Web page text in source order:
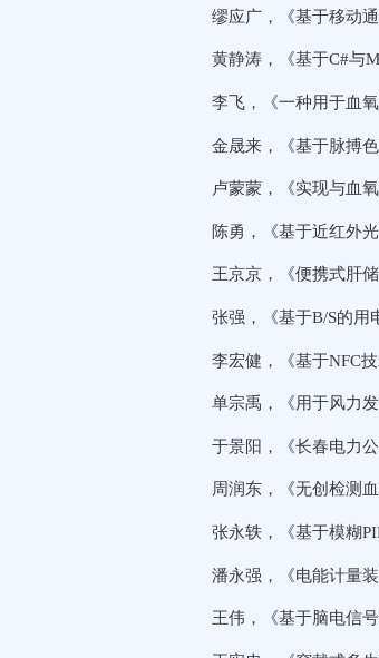
缪应广，《基于移动
黄静涛，《基于C#与
李飞，《一种用于血
金晟来，《基于脉搏
卢蒙蒙，《实现与血
陈勇，《基于近红外
王京京，《便携式肝
张强，《基于B/S的用
李宏健，《基于NFC
单宗禹，《用于风力
于景阳，《长春电力
周润东，《无创检测
张永轶，《基于模糊
潘永强，《电能计量
王伟，《基于脑电信